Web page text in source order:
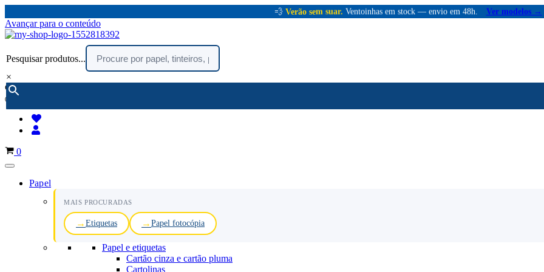
💨 Verão sem suar. Ventoinhas em stock — envio em 48h. Ver modelos →
Avançar para o conteúdo
Pesquisar produtos...
×
encomendar por telefone :
(chamada rede fixa nacional)
Carrinho
0
Papel
MAIS PROCURADAS
Etiquetas Papel fotocópia
Papel e etiquetas
Cartão cinza e cartão pluma
Cartolinas